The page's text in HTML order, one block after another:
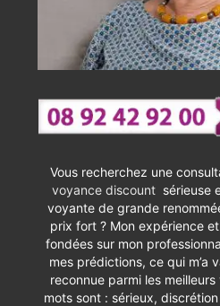
Vous recherchez une
voyance discount sérieuse
voyante de grande
prix fort ? Mon expérience
fondées sur mon
mes prédictions, ce qui m’a
reconnue parmi les
mots sont : sérieux,